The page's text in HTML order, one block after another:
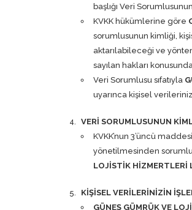
başlığı Veri
KVKK hükümlerine göre
sorumlusunun kimliği,
aktarılabileceği ve
sayılan hakları
Veri Sorumlusu sıfatıyla
uyarınca kişisel
VERİ SORUMLUSUNUN
KVKK’nun 3’üncü
yönetilmesinden sorumlu
LOJİSTİK HİZMERTLERİ
KİŞİSEL VERİLERİNİZİN
GÜNEŞ GÜMRÜK VE